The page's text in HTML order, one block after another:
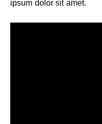
ipsum dolor sit amet.